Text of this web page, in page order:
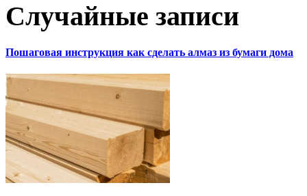
Случайные записи
Пошаговая инструкция как сделать алмаз из бумаги дома